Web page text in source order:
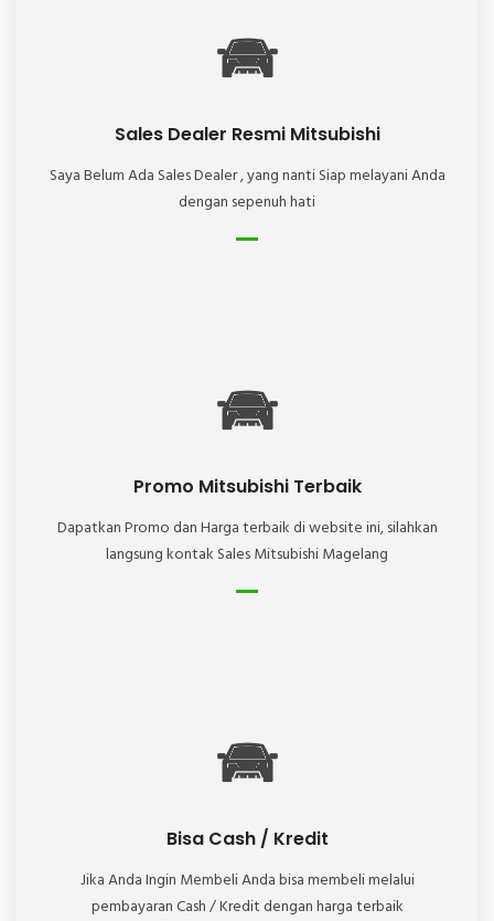
Sales Dealer Resmi Mitsubishi
Saya Belum Ada Sales Dealer , yang nanti Siap melayani Anda
dengan sepenuh hati
Promo Mitsubishi Terbaik
Dapatkan Promo dan Harga terbaik di website ini, silahkan
langsung kontak Sales Mitsubishi Magelang
Bisa Cash / Kredit
Jika Anda Ingin Membeli Anda bisa membeli melalui
pembayaran Cash / Kredit dengan harga terbaik